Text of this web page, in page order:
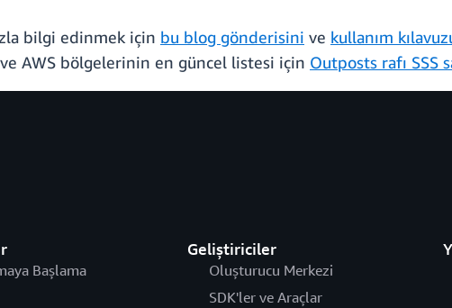
bilgi edinmek için bu blog gönderisini ve kullanım
AWS bölgelerinin en güncel listesi için Outposts rafı SSS
Başlama
Geliştiriciler
Oluşturucu Merkezi
SDK'ler ve Araçlar